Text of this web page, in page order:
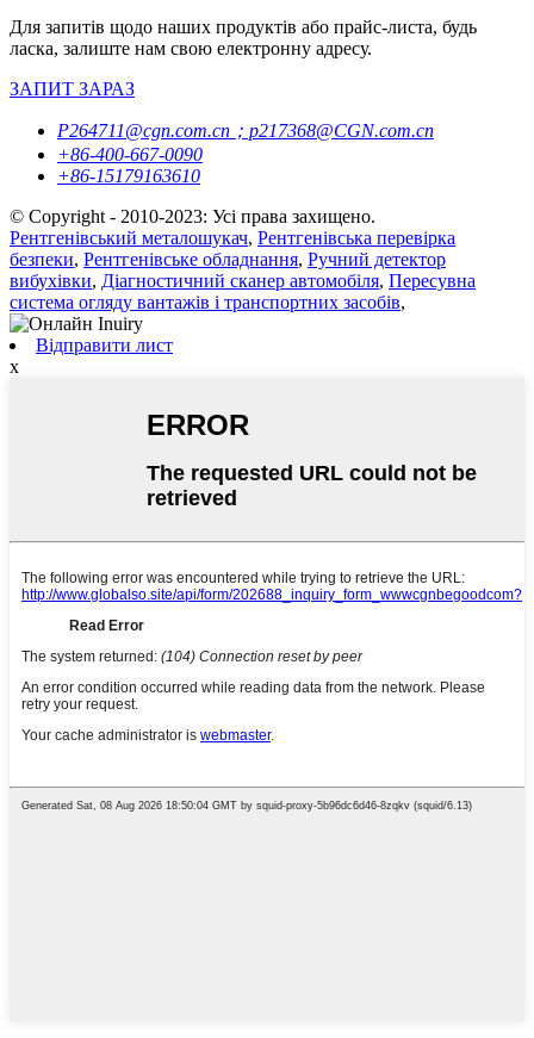
Для запитів щодо наших продуктів або прайс-листа, будь
ласка, залиште нам свою електронну адресу.
ЗАПИТ ЗАРАЗ
P264711@cgn.com.cn；p217368@CGN.com.cn
+86-400-667-0090
+86-15179163610
© Copyright - 2010-2023: Усі права захищено.
Рентгенівський металошукач, Рентгенівська перевірка
безпеки, Рентгенівське обладнання, Ручний детектор
вибухівки, Діагностичний сканер автомобіля, Пересувна
система огляду вантажів і транспортних засобів,
Відправити лист
x